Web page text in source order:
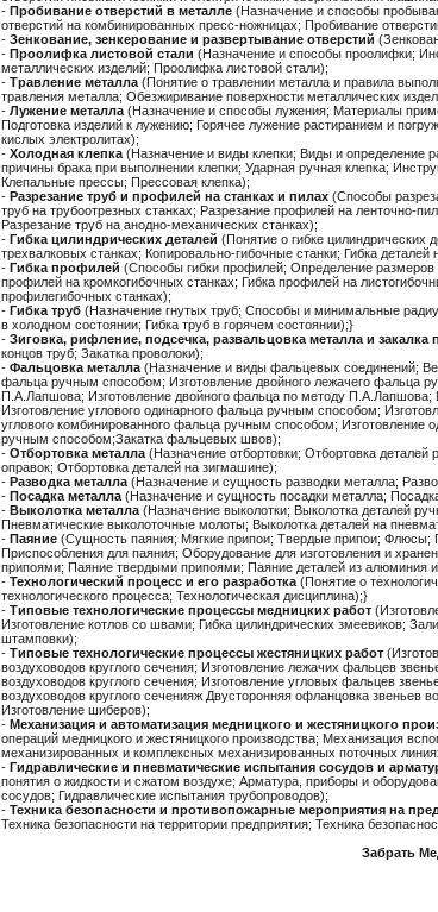
- Пробивание отверстий в металле (Назначение и способы
отверстий на комбинированных пресс-ножницах; Пробивание
- Зенкование, зенкерование и развертывание отверстий
- Проолифка листовой стали (Назначение и способы проолифки;
металлических изделий; Проолифка листовой стали);
- Травление металла (Понятие о травлении металла и правила
травления металла; Обезжиривание поверхности металлических
- Лужение металла (Назначение и способы лужения; Материалы
Подготовка изделий к лужению; Горячее лужение растиранием и
кислых электролитах);
- Холодная клепка (Назначение и виды клепки; Виды и определение
причины брака при выполнении клепки; Ударная ручная клепка;
Клепальные прессы; Прессовая клепка);
- Разрезание труб и профилей на станках и пилах (Способы
труб на трубоотрезных станках; Разрезание профилей на ленточно-
Разрезание труб на анодно-механических станках);
- Гибка цилиндрических деталей (Понятие о гибке цилиндрических
трехвалковых станках; Копировально-гибочные станки; Гибка деталей
- Гибка профилей (Способы гибки профилей; Определение размеров
профилей на кромкогибочных станках; Гибка профилей на
профилегибочных станках);
- Гибка труб (Назначение гнутых труб; Способы и минимальные
в холодном состоянии; Гибка труб в горячем состоянии);}
- Зиговка, рифление, подсечка, развальцовка металла и закалка
концов труб; Закатка проволоки);
- Фальцовка металла (Назначение и виды фальцевых соединений;
фальца ручным способом; Изготовление двойного лежачего фальца
П.А.Лапшова; Изготовление двойного фальца по методу П.А.Лапшова;
Изготовление углового одинарного фальца ручным способом;
углового комбинированного фальца ручным способом; Изготовление
ручным способом;Закатка фальцевых швов);
- Отбортовка металла (Назначение отбортовки; Отбортовка
оправок; Отбортовка деталей на зигмашине);
- Разводка металла (Назначение и сущность разводки металла;
- Посадка металла (Назначение и сущность посадки металла;
- Выколотка металла (Назначение выколотки; Выколотка деталей
Пневматические выколоточные молоты; Выколотка деталей на
- Паяние (Сущность паяния; Мягкие припои; Твердые припои;
Приспособления для паяния; Оборудование для изготовления и
припоями; Паяние твердыми припоями; Паяние деталей из алюминия и
- Технологический процесс и его разработка (Понятие о
технологического процесса; Технологическая дисциплина);}
- Типовые технологические процессы медницких работ
Изготовление котлов со швами; Гибка цилиндрических змеевиков;
штамповки);
- Типовые технологические процессы жестяницких работ
воздуховодов круглого сечения; Изготовление лежачих фальцев
воздуховодов круглого сечения; Изготовление угловых фальцев
воздуховодов круглого сеченияж Двусторонняя офланцовка звеньев
Изготовление шиберов);
- Механизация и автоматизация медницкого и жестяницкого
операций медницкого и жестяницкого производства; Механизация
механизированных и комплексных механизированных поточных
- Гидравлические и пневматические испытания сосудов и
понятия о жидкости и сжатом воздухе; Арматура, приборы и
сосудов; Гидравлические испытания трубопроводов);
- Техника безопасности и противопожарные мероприятия на
Техника безопасности на территории предприятия; Техника
Забрать